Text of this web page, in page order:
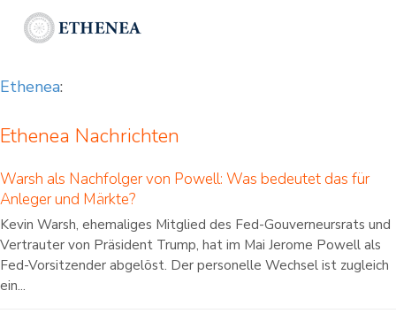
Ethenea:
Ethenea Nachrichten
Warsh als Nachfolger von Powell: Was bedeutet das für
Anleger und Märkte?
Kevin Warsh, ehemaliges Mitglied des Fed-Gouverneursrats und
Vertrauter von Präsident Trump, hat im Mai Jerome Powell als
Fed-Vorsitzender abgelöst. Der personelle Wechsel ist zugleich
ein...